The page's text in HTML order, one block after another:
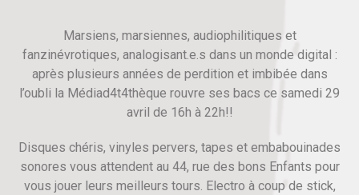
Marsiens, marsiennes, audiophilitiques et
fanzinévrotiques, analogisant.e.s dans un monde digital :
après plusieurs années de perdition et imbibée dans
l’oubli la Médiad4t4thèque rouvre ses bacs ce samedi 29
avril de 16h à 22h!!
Disques chéris, vinyles pervers, tapes et embabouinades
sonores vous attendent au 44, rue des bons Enfants pour
vous jouer leurs meilleurs tours. Electro à coup de stick,